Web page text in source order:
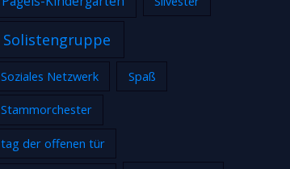
Solistengruppe
Soziales Netzwerk Spaß
Stammorchester
tag der offenen tür